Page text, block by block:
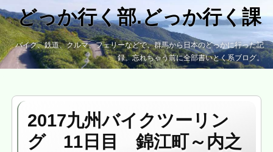
どっか行く部.どっか行く課
バイク、鉄道、クルマ、フェリーなどで、群馬から日本のどっかに行った記
録。忘れちゃう前に全部書いとく系ブログ。
2017九州バイクツーリン
グ 11日目 錦江町～内之